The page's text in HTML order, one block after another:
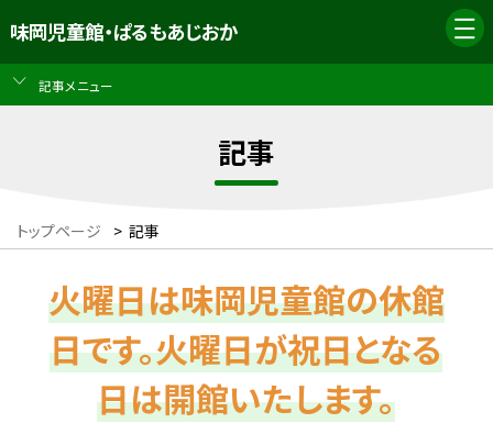
味岡児童館・ぱるもあじおか
記事メニュー
記事
トップページ > 記事
火曜日は味岡児童館の休館
日です。火曜日が祝日となる
日は開館いたします。